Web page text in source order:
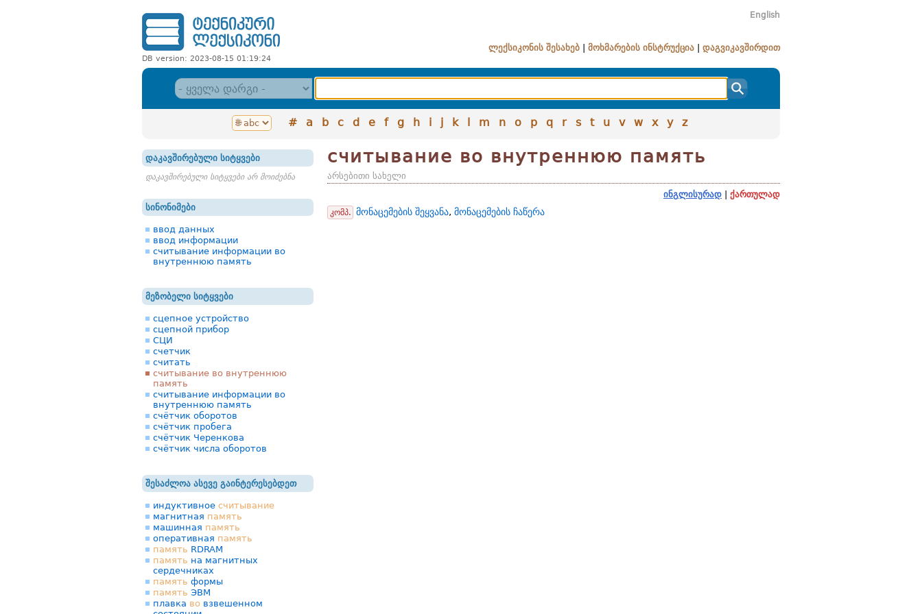
DB version: 2023-08-15 01:19:24
English
ლექსიკონის შესახებ მოხმარების ინსტრუქცია დაგვიკავშირდით
# a b c d e f g h i j k l m n o p q r s t u v w x y z
დაკავშირებული სიტყვები
დაკავშირებული სიტყვები არ მოიძებნა
სინონიმები
ввод данных
ввод информации
считывание информации во
внутреннюю память
მეზობელი სიტყვები
сцепное устройство
сцепной прибор
СЦИ
счетчик
считать
считывание во внутреннюю
память
считывание информации во
внутреннюю память
счётчик оборотов
счётчик пробега
счётчик Черенкова
счётчик числа оборотов
შესაძლოა ასევე გაინტერესებდეთ
индуктивное считывание
магнитная память
машинная память
оперативная память
память RDRAM
память на магнитных
сердечниках
память формы
память ЭВМ
плавка во взвешенном
считывание во внутреннюю память
არსებითი სახელი
ინგლისურად
ქართულად
კომპ. მონაცემების შეყვანა, მონაცემების ჩაწერა